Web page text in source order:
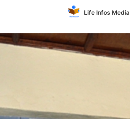
Life Infos Media